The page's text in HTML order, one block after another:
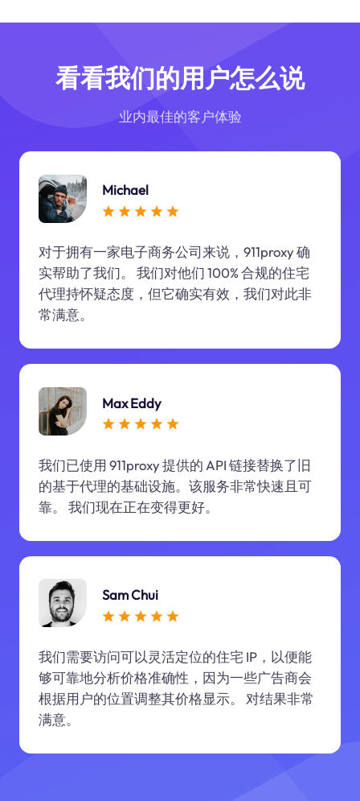
看看我们的用户怎么说
业内最佳的客户体验
Michael
对于拥有一家电子商务公司来说，911proxy 确
实帮助了我们。 我们对他们 100% 合规的住宅
代理持怀疑态度，但它确实有效，我们对此非
常满意。
Max Eddy
我们已使用 911proxy 提供的 API 链接替换了旧
的基于代理的基础设施。该服务非常快速且可
靠。 我们现在正在变得更好。
Sam Chui
我们需要访问可以灵活定位的住宅 IP，以便能
够可靠地分析价格准确性，因为一些广告商会
根据用户的位置调整其价格显示。 对结果非常
满意。